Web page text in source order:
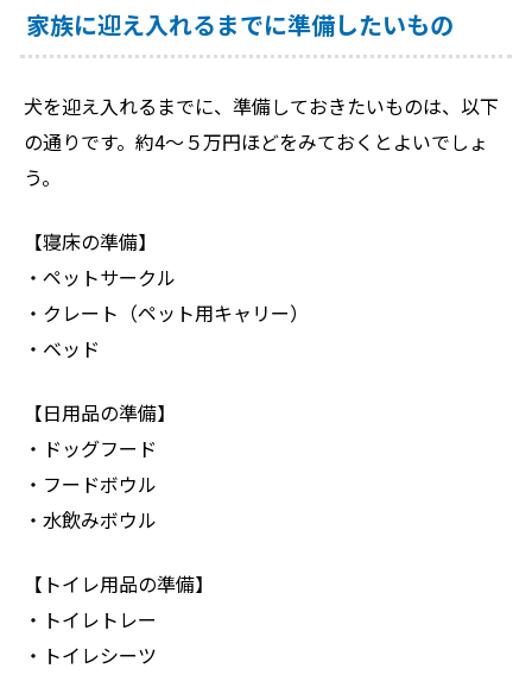
家族に迎え入れるまでに準備したいもの
犬を迎え入れるまでに、準備しておきたいものは、以下
の通りです。約4～５万円ほどをみておくとよいでしょ
う。
【寝床の準備】
・ペットサークル
・クレート（ペット用キャリー）
・ベッド
【日用品の準備】
・ドッグフード
・フードボウル
・水飲みボウル
【トイレ用品の準備】
・トイレトレー
・トイレシーツ